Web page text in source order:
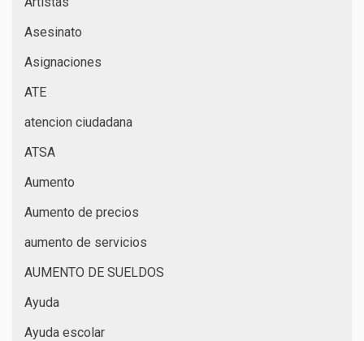
Asesinato
Asignaciones
ATE
atencion ciudadana
ATSA
Aumento
Aumento de precios
aumento de servicios
AUMENTO DE SUELDOS
Ayuda
Ayuda escolar